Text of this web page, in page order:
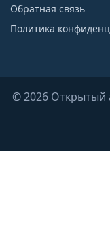
Обратная связь
Политика
© 2026 Открытый